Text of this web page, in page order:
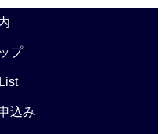
プ
込み